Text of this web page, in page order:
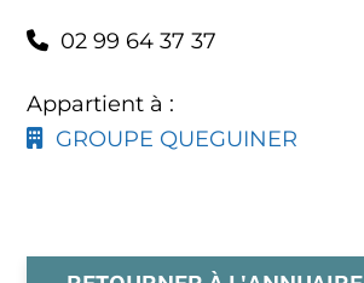
02 99 64 37 37
Appartient à :
GROUPE QUEGUINER